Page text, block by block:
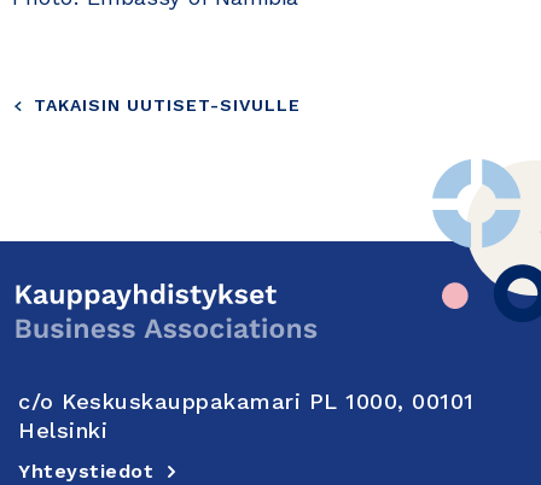
TAKAISIN UUTISET-SIVULLE
c/o Keskuskauppakamari PL 1000, 00101
Helsinki
Yhteystiedot